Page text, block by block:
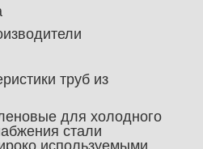
труб из
для холодного
стали
используемыми